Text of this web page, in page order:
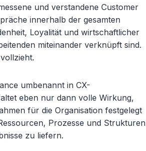
und verstandene Customer
innerhalb der gesamten
Loyalität und wirtschaftlicher
miteinander verknüpft sind.
umbenannt in CX-
eben nur dann volle Wirkung,
für die Organisation festgelegt
Prozesse und Strukturen
zu liefern.